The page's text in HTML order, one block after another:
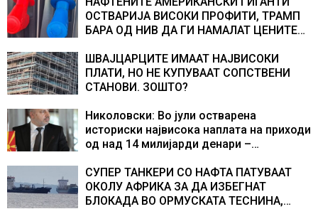
ОСТВАРИЈА ВИСОКИ ПРОФИТИ, ТРАМП
БАРА ОД НИВ ДА ГИ НАМАЛАТ ЦЕНИТЕ
ШВАЈЦАРЦИТЕ ИМААТ НАЈВИСОКИ
ПЛАТИ, НО НЕ КУПУВААТ СОПСТВЕНИ
СТАНОВИ. ЗОШТО?
Николовски: Во јули остварена
историски највисока наплата на приходи
од над 14 милијарди денари –
резултати
СУПЕР ТАНКЕРИ СО НАФТА ПАТУВААТ
ОКОЛУ АФРИКА ЗА ДА ИЗБЕГНАТ
БЛОКАДА ВО ОРМУСКАТА ТЕСНИНА,